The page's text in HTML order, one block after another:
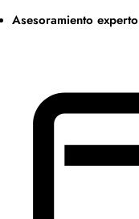
Asesoramiento experto